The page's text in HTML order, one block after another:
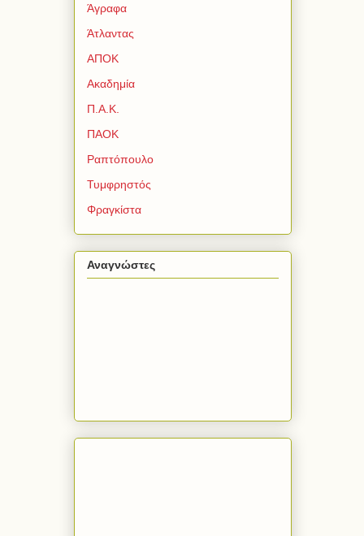
Άγραφα
Άτλαντας
ΑΠΟΚ
Ακαδημία
Π.Α.Κ.
ΠΑΟΚ
Ραπτόπουλο
Τυμφρηστός
Φραγκίστα
Αναγνώστες